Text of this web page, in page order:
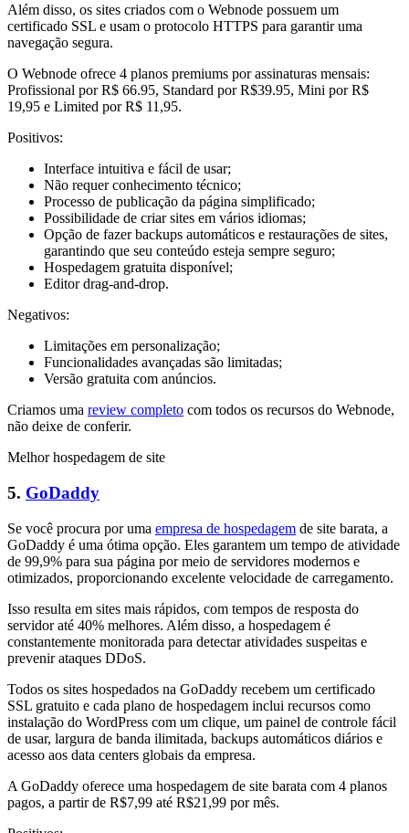
Além disso, os sites criados com o Webnode possuem um
certificado SSL e usam o protocolo HTTPS para garantir uma
navegação segura.
O Webnode ofrece 4 planos premiums por assinaturas mensais:
Profissional por R$ 66.95, Standard por R$39.95, Mini por R$
19,95 e Limited por R$ 11,95.
Positivos:
Interface intuitiva e fácil de usar;
Não requer conhecimento técnico;
Processo de publicação da página simplificado;
Possibilidade de criar sites em vários idiomas;
Opção de fazer backups automáticos e restaurações de sites,
garantindo que seu conteúdo esteja sempre seguro;
Hospedagem gratuita disponível;
Editor drag-and-drop.
Negativos:
Limitações em personalização;
Funcionalidades avançadas são limitadas;
Versão gratuita com anúncios.
Criamos uma review completo com todos os recursos do Webnode,
não deixe de conferir.
Melhor hospedagem de site
5. GoDaddy
Se você procura por uma empresa de hospedagem de site barata, a
GoDaddy é uma ótima opção. Eles garantem um tempo de atividade
de 99,9% para sua página por meio de servidores modernos e
otimizados, proporcionando excelente velocidade de carregamento.
Isso resulta em sites mais rápidos, com tempos de resposta do
servidor até 40% melhores. Além disso, a hospedagem é
constantemente monitorada para detectar atividades suspeitas e
prevenir ataques DDoS.
Todos os sites hospedados na GoDaddy recebem um certificado
SSL gratuito e cada plano de hospedagem inclui recursos como
instalação do WordPress com um clique, um painel de controle fácil
de usar, largura de banda ilimitada, backups automáticos diários e
acesso aos data centers globais da empresa.
A GoDaddy oferece uma hospedagem de site barata com 4 planos
pagos, a partir de R$7,99 até R$21,99 por mês.